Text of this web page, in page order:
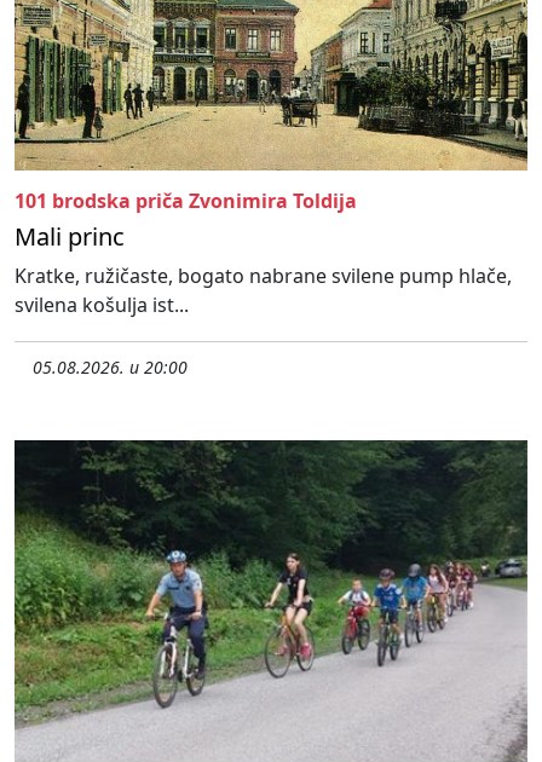
101 brodska priča Zvonimira Toldija
Mali princ
Kratke, ružičaste, bogato nabrane svilene pump hlače,
svilena košulja ist...
05.08.2026. u 20:00